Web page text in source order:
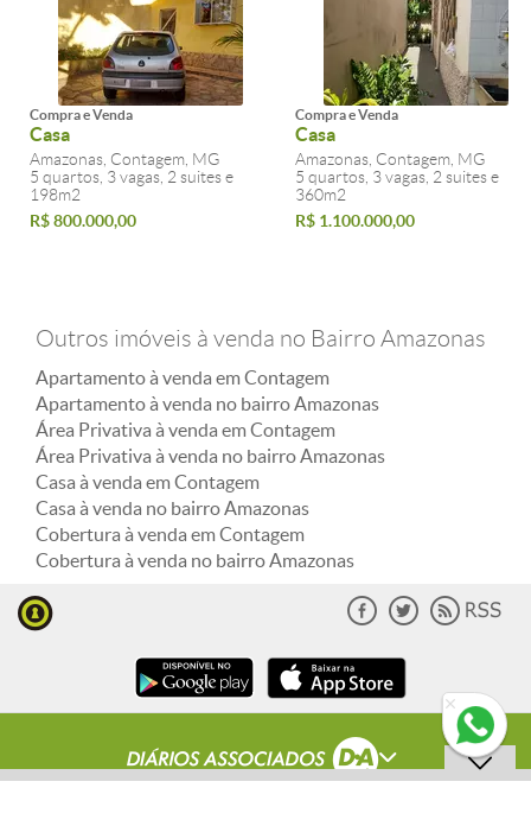
Compra e Venda
Casa
Amazonas, Contagem, MG
5 quartos, 3 vagas, 2 suites e
198m2
R$ 800.000,00
Compra e Venda
Casa
Amazonas, Contagem, MG
5 quartos, 3 vagas, 2 suites e
360m2
R$ 1.100.000,00
Outros imóveis à venda no Bairro Amazonas
Apartamento à venda em Contagem
Apartamento à venda no bairro Amazonas
Área Privativa à venda em Contagem
Área Privativa à venda no bairro Amazonas
Casa à venda em Contagem
Casa à venda no bairro Amazonas
Cobertura à venda em Contagem
Cobertura à venda no bairro Amazonas